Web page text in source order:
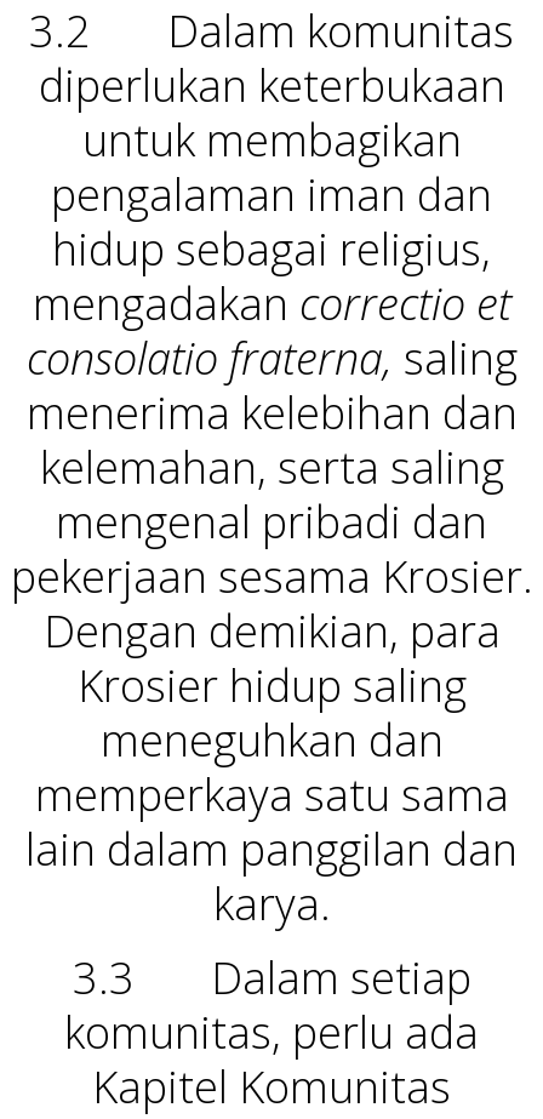
3.2 Dalam komunitas
diperlukan keterbukaan
untuk membagikan
pengalaman iman dan
hidup sebagai religius,
mengadakan correctio et
consolatio fraterna, saling
menerima kelebihan dan
kelemahan, serta saling
mengenal pribadi dan
pekerjaan sesama Krosier.
Dengan demikian, para
Krosier hidup saling
meneguhkan dan
memperkaya satu sama
lain dalam panggilan dan
karya.
3.3 Dalam setiap
komunitas, perlu ada
Kapitel Komunitas